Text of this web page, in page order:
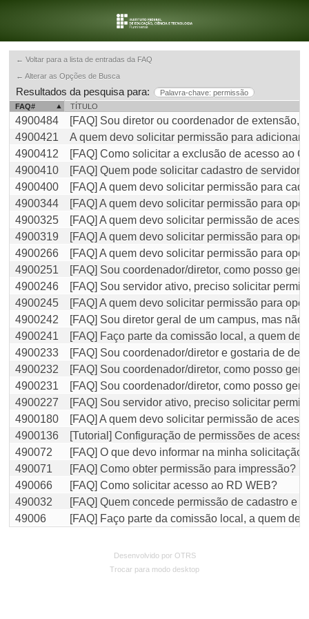
← Voltar para a lista de entradas da FAQ
← Alterar as Opções de Busca
Resultados da pesquisa para:
Palavra-chave: permissão
FAQ#
TÍTULO
4900484
[FAQ] Sou diretor ou coordenador de extensão,
4900421
A quem devo solicitar permissão para adicionar
4900412
[FAQ] Como solicitar a exclusão de acesso ao
4900410
[FAQ] Quem pode solicitar cadastro de
4900400
[FAQ] A quem devo solicitar permissão para
4900344
[FAQ] A quem devo solicitar permissão para
4900325
[FAQ] A quem devo solicitar permissão de
4900319
[FAQ] A quem devo solicitar permissão para
4900266
[FAQ] A quem devo solicitar permissão para
4900251
[FAQ] Sou coordenador/diretor, como posso
4900246
[FAQ] Sou servidor ativo, preciso solicitar
4900245
[FAQ] A quem devo solicitar permissão para
4900242
[FAQ] Sou diretor geral de um campus, mas
4900241
[FAQ] Faço parte da comissão local, a quem
4900233
[FAQ] Sou coordenador/diretor e gostaria de
4900232
[FAQ] Sou coordenador/diretor, como posso
4900231
[FAQ] Sou coordenador/diretor, como posso
4900227
[FAQ] Sou servidor ativo, preciso solicitar
4900180
[FAQ] A quem devo solicitar permissão de
4900136
[Tutorial] Configuração de permissões de
490072
[FAQ] O que devo informar na minha solicitação
490071
[FAQ] Como obter permissão para impressão?
490066
[FAQ] Como solicitar acesso ao RD WEB?
490032
[FAQ] Quem concede permissão de cadastro e
49006
[FAQ] Faço parte da comissão local, a quem
Desenvolvido por OTRS
Trocar para modo desktop